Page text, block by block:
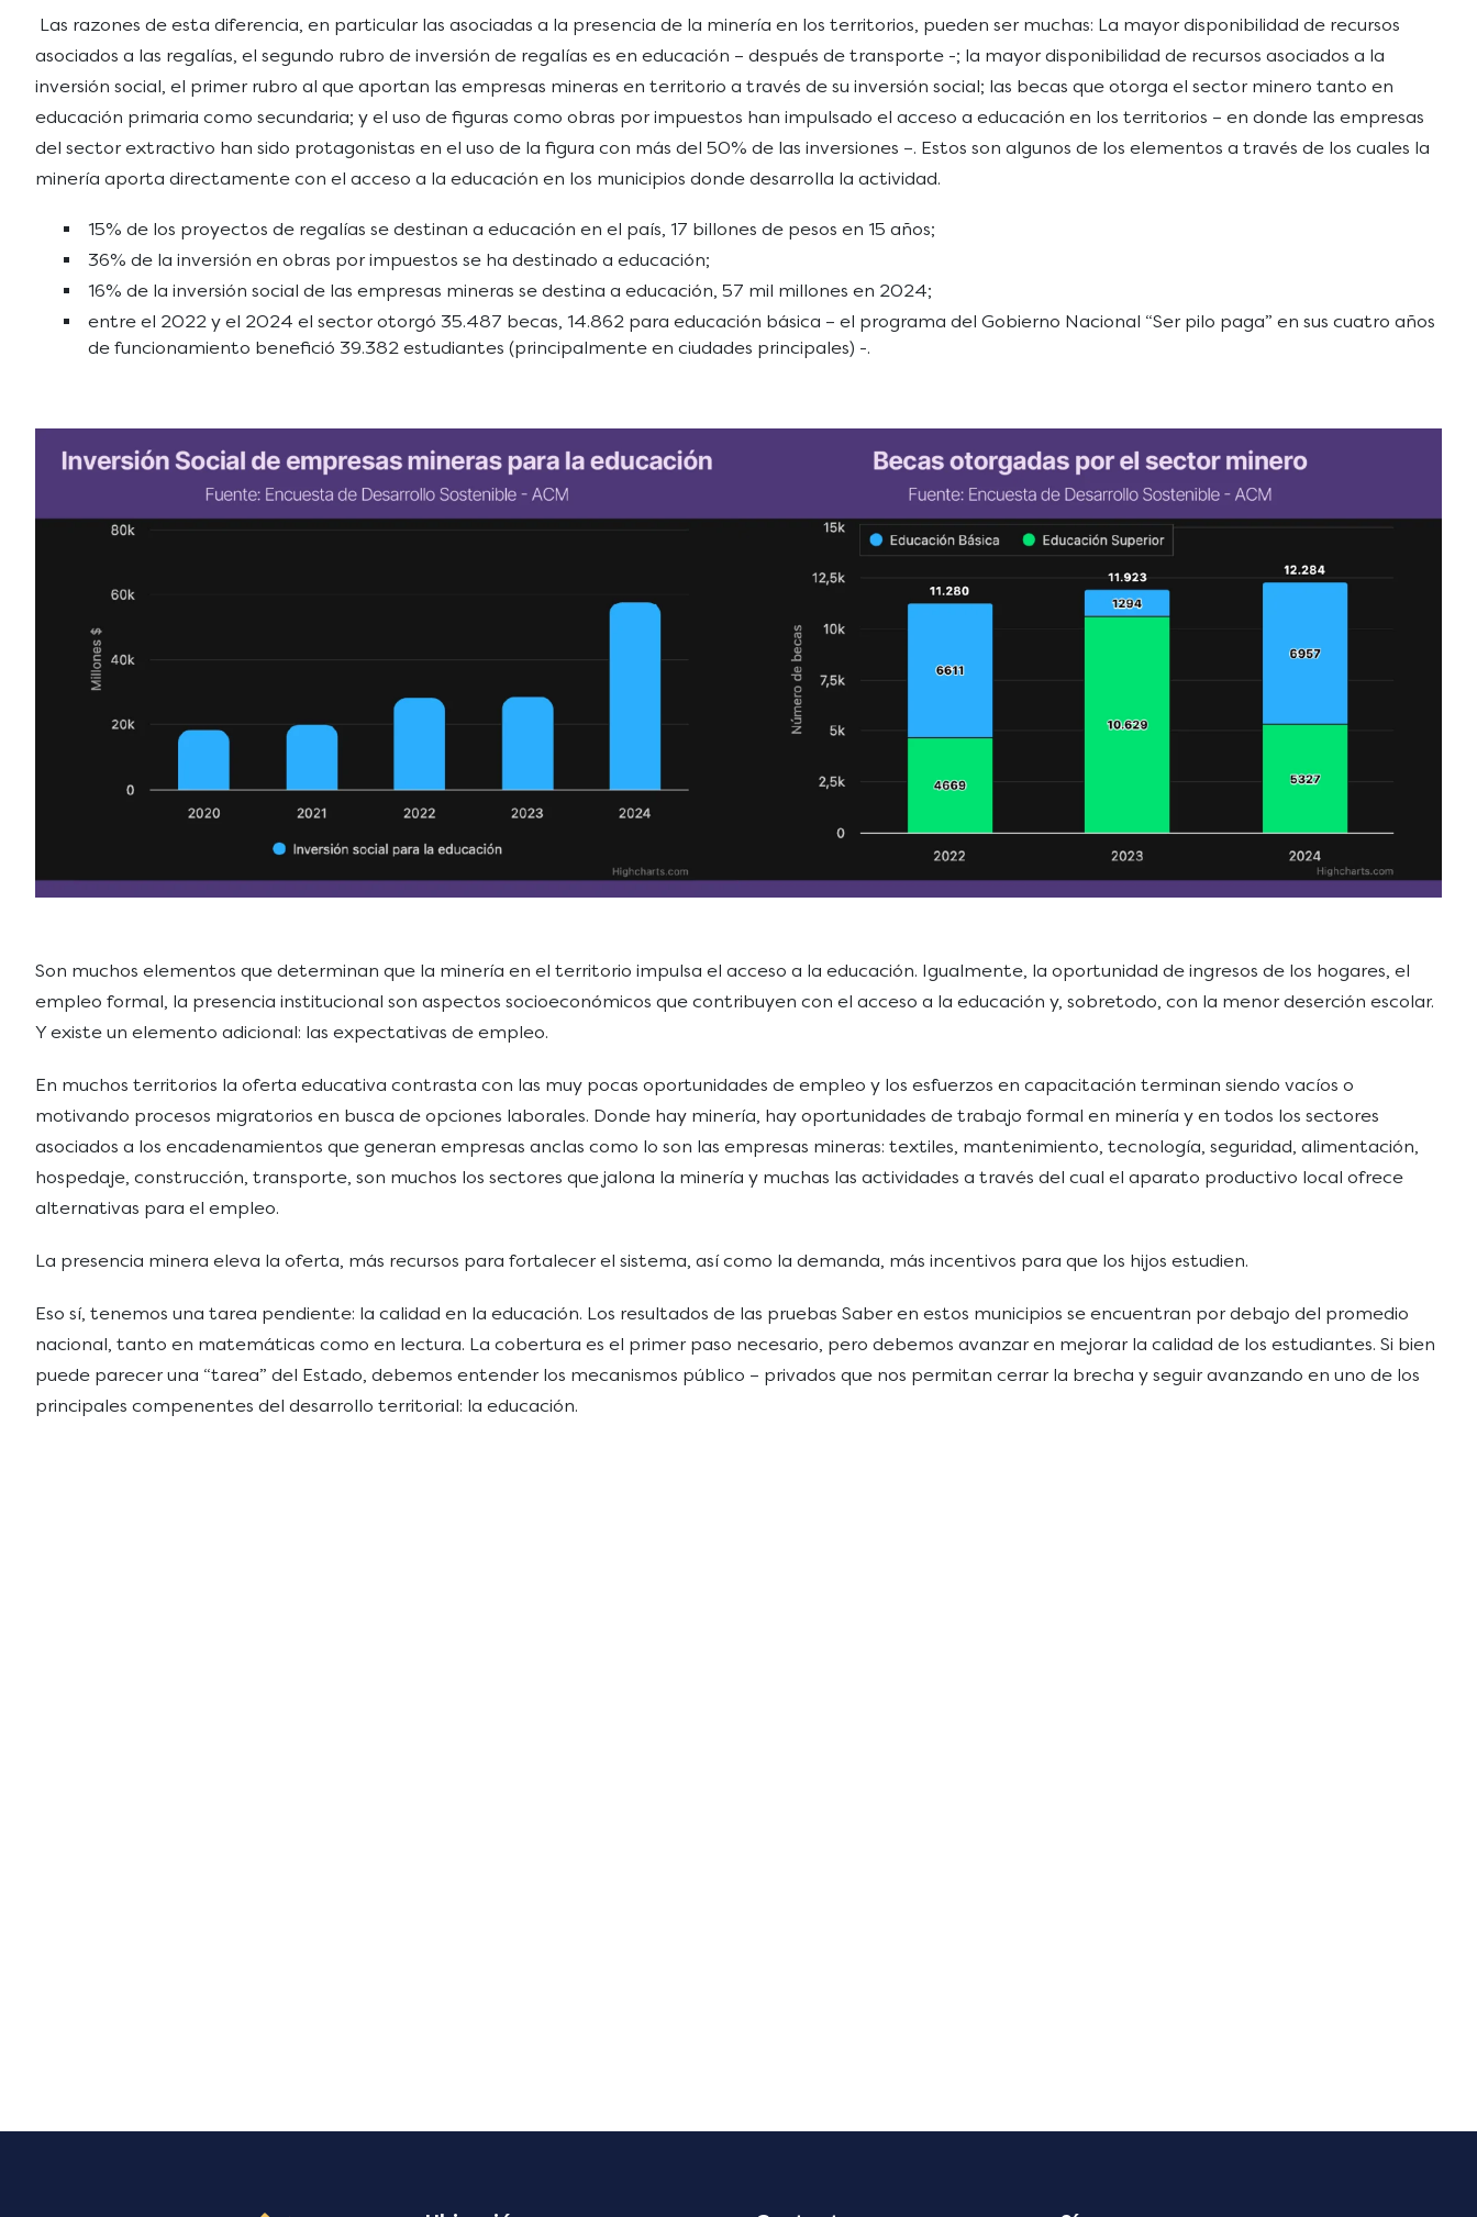
Las razones de esta diferencia, en particular las asociadas a la presencia de la minería en los territorios, pueden ser muchas: La mayor disponibilidad de recursos
asociados a las regalías, el segundo rubro de inversión de regalías es en educación – después de transporte -; la mayor disponibilidad de recursos asociados a la
inversión social, el primer rubro al que aportan las empresas mineras en territorio a través de su inversión social; las becas que otorga el sector minero tanto en
educación primaria como secundaria; y el uso de figuras como obras por impuestos han impulsado el acceso a educación en los territorios – en donde las empresas
del sector extractivo han sido protagonistas en el uso de la figura con más del 50% de las inversiones –. Estos son algunos de los elementos a través de los cuales la
minería aporta directamente con el acceso a la educación en los municipios donde desarrolla la actividad.
15% de los proyectos de regalías se destinan a educación en el país, 17 billones de pesos en 15 años;
36% de la inversión en obras por impuestos se ha destinado a educación;
16% de la inversión social de las empresas mineras se destina a educación, 57 mil millones en 2024;
entre el 2022 y el 2024 el sector otorgó 35.487 becas, 14.862 para educación básica – el programa del Gobierno Nacional “Ser pilo paga” en sus cuatro años
de funcionamiento benefició 39.382 estudiantes (principalmente en ciudades principales) -.
Son muchos elementos que determinan que la minería en el territorio impulsa el acceso a la educación. Igualmente, la oportunidad de ingresos de los hogares, el
empleo formal, la presencia institucional son aspectos socioeconómicos que contribuyen con el acceso a la educación y, sobretodo, con la menor deserción escolar.
Y existe un elemento adicional: las expectativas de empleo.
En muchos territorios la oferta educativa contrasta con las muy pocas oportunidades de empleo y los esfuerzos en capacitación terminan siendo vacíos o
motivando procesos migratorios en busca de opciones laborales. Donde hay minería, hay oportunidades de trabajo formal en minería y en todos los sectores
asociados a los encadenamientos que generan empresas anclas como lo son las empresas mineras: textiles, mantenimiento, tecnología, seguridad, alimentación,
hospedaje, construcción, transporte, son muchos los sectores que jalona la minería y muchas las actividades a través del cual el aparato productivo local ofrece
alternativas para el empleo.
La presencia minera eleva la oferta, más recursos para fortalecer el sistema, así como la demanda, más incentivos para que los hijos estudien.
Eso sí, tenemos una tarea pendiente: la calidad en la educación. Los resultados de las pruebas Saber en estos municipios se encuentran por debajo del promedio
nacional, tanto en matemáticas como en lectura. La cobertura es el primer paso necesario, pero debemos avanzar en mejorar la calidad de los estudiantes. Si bien
puede parecer una “tarea” del Estado, debemos entender los mecanismos público – privados que nos permitan cerrar la brecha y seguir avanzando en uno de los
principales compenentes del desarrollo territorial: la educación.